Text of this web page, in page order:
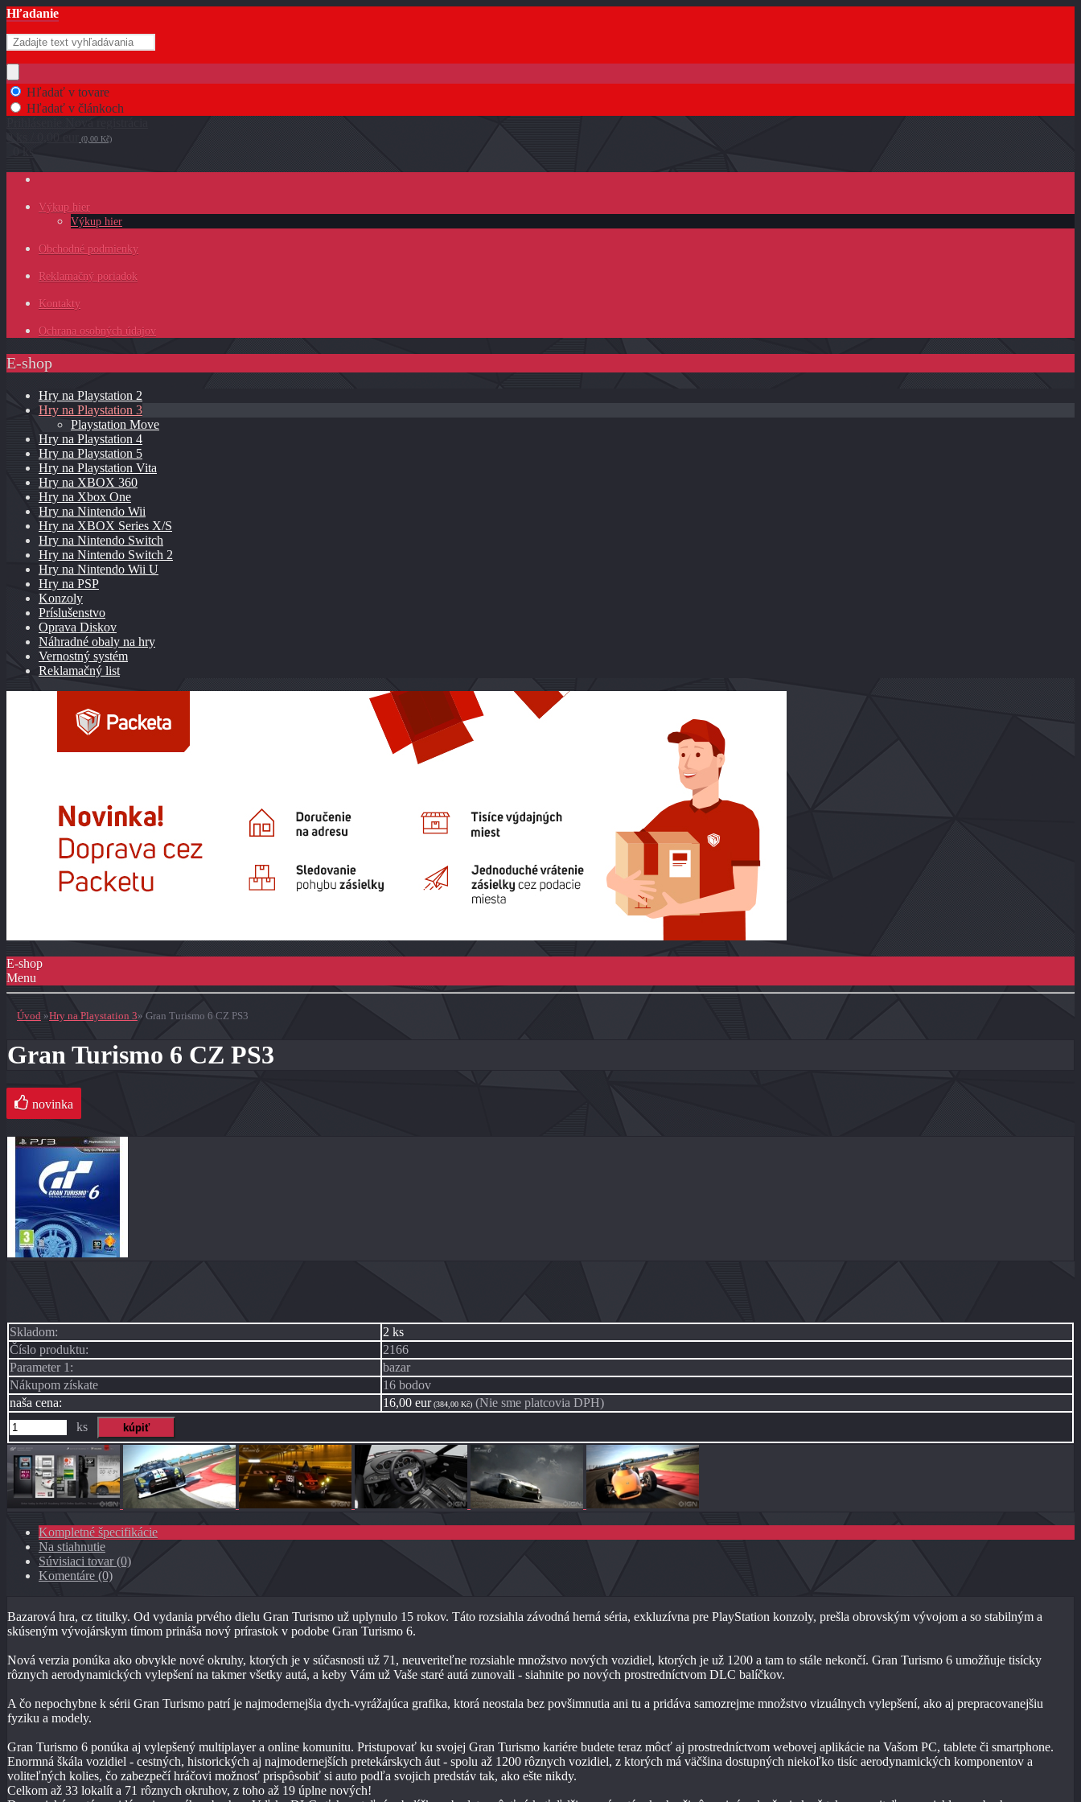
Hľadanie
Hľadať v tovare
Hľadať v článkoch
(0,00 Kč)
Výkup hier
Výkup hier
Obchodné podmienky
Reklamačný poriadok
Kontakty
Ochrana osobných údajov
E-shop
Hry na Playstation 2
Hry na Playstation 3
Playstation Move
Hry na Playstation 4
Hry na Playstation 5
Hry na Playstation Vita
Hry na XBOX 360
Hry na Xbox One
Hry na Nintendo Wii
Hry na XBOX Series X/S
Hry na Nintendo Switch
Hry na Nintendo Switch 2
Hry na Nintendo Wii U
Hry na PSP
Konzoly
Príslušenstvo
Oprava Diskov
Náhradné obaly na hry
Vernostný systém
Reklamačný list
E-shop
Menu
Úvod »Hry na Playstation 3» Gran Turismo 6 CZ PS3
Gran Turismo 6 CZ PS3
novinka
Skladom:
2 ks
Číslo produktu:
2166
Parameter 1:
bazar
Nákupom získate
16 bodov
naša cena:
16,00 eur(384,00 Kč) (Nie sme platcovia DPH)
ks
Kompletné špecifikácie
Na stiahnutie
Súvisiaci tovar (0)
Komentáre (0)
Bazarová hra, cz titulky. Od vydania prvého dielu Gran Turismo už uplynulo 15 rokov. Táto rozsiahla závodná herná séria, exkluzívna pre PlayStation konzoly, prešla obrovským vývojom a so stabilným a
skúseným vývojárskym tímom prináša nový prírastok v podobe Gran Turismo 6.
Nová verzia ponúka ako obvykle nové okruhy, ktorých je v súčasnosti už 71, neuveriteľne rozsiahle množstvo nových vozidiel, ktorých je už 1200 a tam to stále nekončí. Gran Turismo 6 umožňuje tisícky
rôznych aerodynamických vylepšení na takmer všetky autá, a keby Vám už Vaše staré autá zunovali - siahnite po nových prostredníctvom DLC balíčkov.
A čo nepochybne k sérii Gran Turismo patrí je najmodernejšia dych-vyrážajúca grafika, ktorá neostala bez povšimnutia ani tu a pridáva samozrejme množstvo vizuálnych vylepšení, ako aj prepracovanejšiu
fyziku a modely.
Gran Turismo 6 ponúka aj vylepšený multiplayer a online komunitu. Pristupovať ku svojej Gran Turismo kariére budete teraz môcť aj prostredníctvom webovej aplikácie na Vašom PC, tablete či smartphone.
Enormná škála vozidiel - cestných, historických aj najmodernejších pretekárskych áut - spolu až 1200 rôznych vozidiel, z ktorých má väčšina dostupných niekoľko tisíc aerodynamických komponentov a
voliteľných kolies, čo zabezpečí hráčovi možnosť prispôsobiť si auto podľa svojich predstáv tak, ako ešte nikdy.
Celkom až 33 lokalít a 71 rôznych okruhov, z toho až 19 úplne nových!